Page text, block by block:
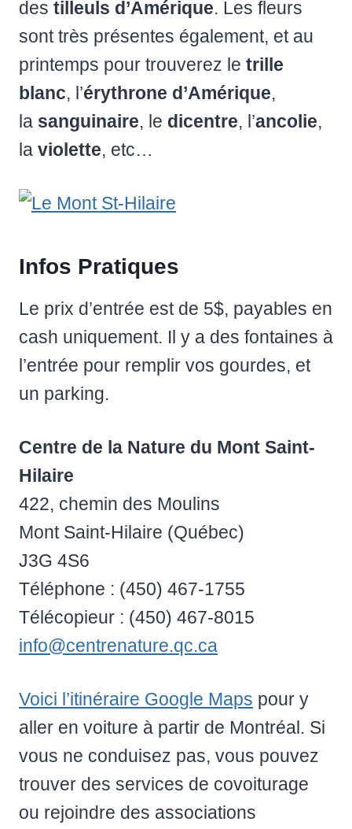
des tilleuls d’Amérique. Les fleurs
sont très présentes également, et au
printemps pour trouverez le trille
blanc, l’érythrone d’Amérique,
la sanguinaire, le dicentre, l’ancolie,
la violette, etc…
Infos Pratiques
Le prix d’entrée est de 5$, payables en
cash uniquement. Il y a des fontaines à
l’entrée pour remplir vos gourdes, et
un parking.
Centre de la Nature du Mont Saint-
Hilaire
422, chemin des Moulins
Mont Saint-Hilaire (Québec)
J3G 4S6
Téléphone : (450) 467-1755
Télécopieur : (450) 467-8015
info@centrenature.qc.ca
Voici l’itinéraire Google Maps pour y
aller en voiture à partir de Montréal. Si
vous ne conduisez pas, vous pouvez
trouver des services de covoiturage
ou rejoindre des associations